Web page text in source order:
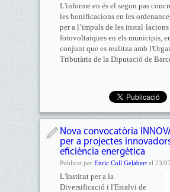
L'informe en és el segon pas
les bonificacions en les
per a l’impuls de les instal·lacions
fotovoltaiques en els municipis,
conjunt que es realitza amb
Tributària de la Diputació de
Nova convocatòria
per a projectes
eficiència energètica
Publicat per Enric Coll Gelabertel 23/
L'Institut per a la
Diversificació i l'Estalvi de